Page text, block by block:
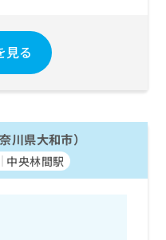
見る
川県大和市）
中央林間駅